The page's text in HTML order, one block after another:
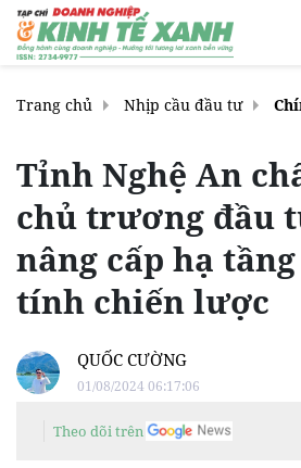
Trang chủ Nhịp cầu đầu tư
Tỉnh Nghệ An
chủ trương đầu
nâng cấp hạ
tính chiến lược
QUỐC CƯỜNG
01/08/2024 06:17:06
Theo dõi trên